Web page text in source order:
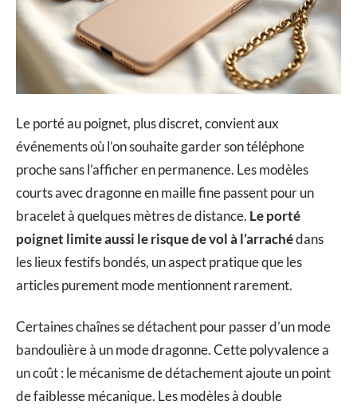
Le porté au poignet, plus discret, convient aux
événements où l’on souhaite garder son téléphone
proche sans l’afficher en permanence. Les modèles
courts avec dragonne en maille fine passent pour un
bracelet à quelques mètres de distance. Le porté
poignet limite aussi le risque de vol à l’arrachédans
les lieux festifs bondés, un aspect pratique que les
articles purement mode mentionnent rarement.
Certaines chaînes se détachent pour passer d’un mode
bandoulière à un mode dragonne. Cette polyvalence a
un coût : le mécanisme de détachement ajoute un point
de faiblesse mécanique. Les modèles à double